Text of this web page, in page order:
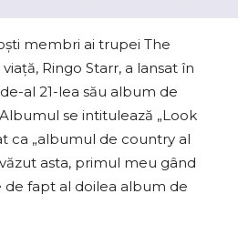
membri ai trupei The
Ringo Starr, a lansat în
al 21-lea său album de
se intitulează „Look
ca „albumul de country al
asta, primul meu gând
de fapt al doilea album de